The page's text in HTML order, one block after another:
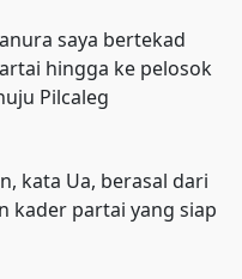
saya bertekad
hingga ke pelosok
Pilcaleg
kata Ua, berasal dari
kader partai yang siap